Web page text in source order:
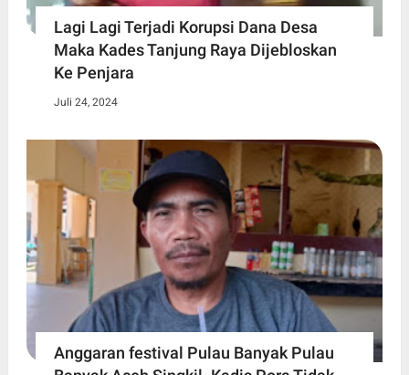
Lagi Lagi Terjadi Korupsi Dana Desa
Maka Kades Tanjung Raya Dijebloskan
Ke Penjara
Juli 24, 2024
Anggaran festival Pulau Banyak Pulau